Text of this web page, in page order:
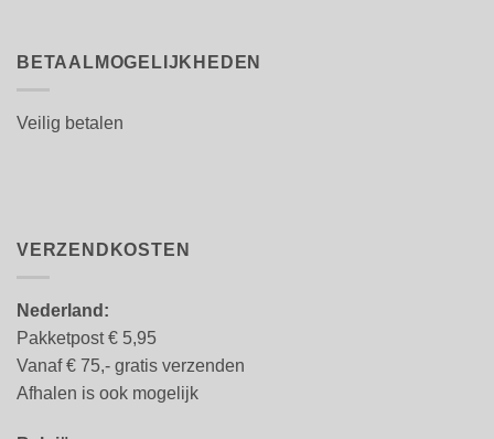
BETAALMOGELIJKHEDEN
Veilig betalen
VERZENDKOSTEN
Nederland:
Pakketpost € 5,95
Vanaf € 75,- gratis verzenden
Afhalen is ook mogelijk